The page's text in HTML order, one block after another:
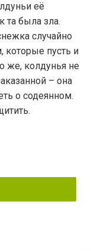
её
та была зла.
случайно
пусть и
же, колдунья не
– она
о содеянном.